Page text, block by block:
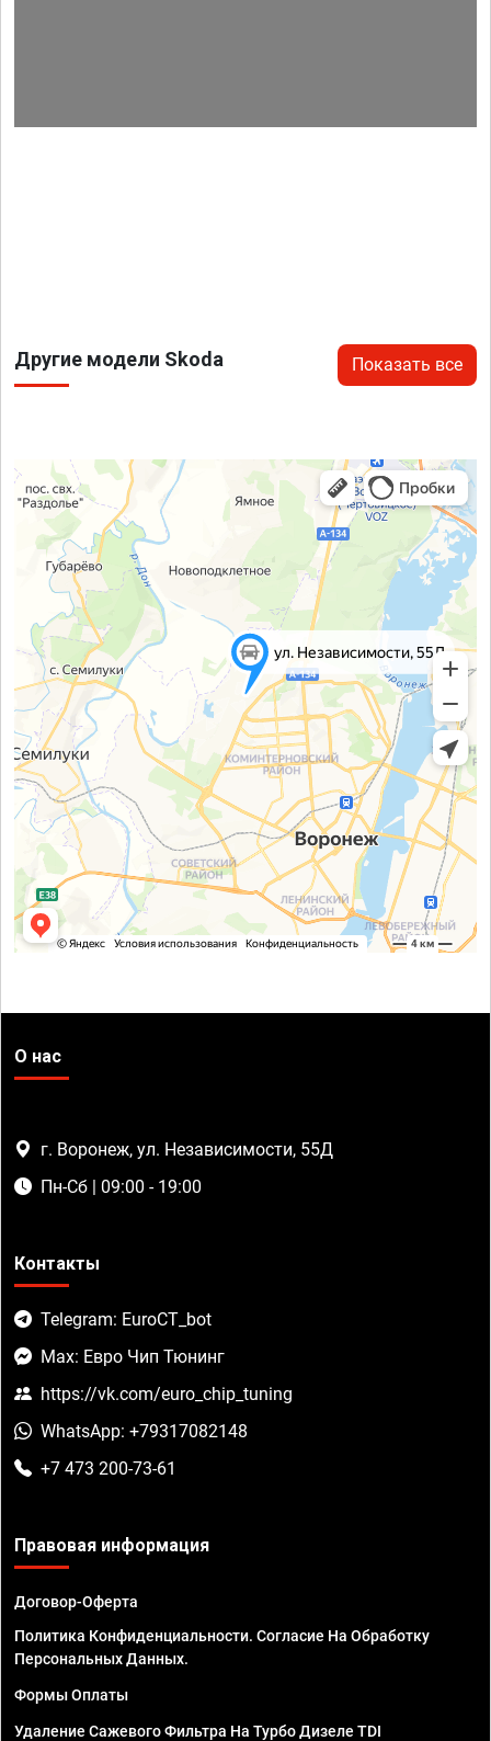
Другие модели Skoda Показать все
О нас
г. Воронеж, ул. Независимости, 55Д
Пн-Сб | 09:00 - 19:00
Контакты
Telegram: EuroCT_bot
Max: Евро Чип Тюнинг
https://vk.com/euro_chip_tuning
WhatsApp: +79317082148
+7 473 200-73-61
Правовая информация
Договор-Оферта
Политика Конфиденциальности. Согласие На Обработку
Персональных Данных.
Формы Оплаты
Удаление Сажевого Фильтра На Турбо Дизеле TDI